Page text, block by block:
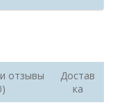
отзывы
Достав
ка